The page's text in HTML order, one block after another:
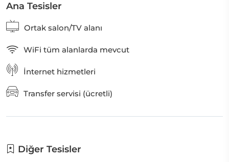
Ana Tesisler
Ortak salon/TV alanı
WiFi tüm alanlarda mevcut
İnternet hizmetleri
Transfer servisi (ücretli)
Diğer Tesisler